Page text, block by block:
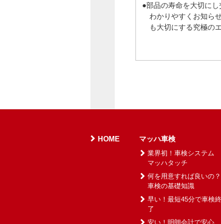
●部品の寿命を大切にし
わかりやすくお知ら
も大切にする究極の
HOME マッハ車検
業界初！車検システム
マッハタッチ
何を用意すれば良いの？
車検の基礎知識
早い！最短45分で車検終
了
安い！明朗会計で安心